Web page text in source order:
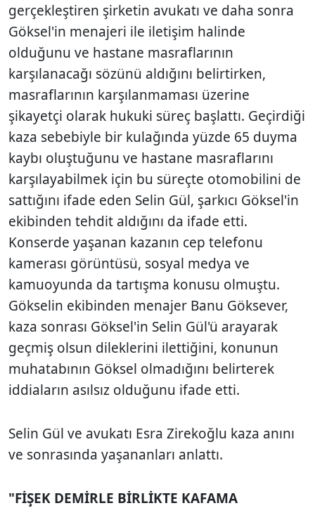
gerçekleştiren şirketin avukatı ve daha sonra
Göksel'in menajeri ile iletişim halinde
olduğunu ve hastane masraflarının
karşılanacağı sözünü aldığını belirtirken,
masraflarının karşılanmaması üzerine
şikayetçi olarak hukuki süreç başlattı. Geçirdiği
kaza sebebiyle bir kulağında yüzde 65 duyma
kaybı oluştuğunu ve hastane masraflarını
karşılayabilmek için bu süreçte otomobilini de
sattığını ifade eden Selin Gül, şarkıcı Göksel'in
ekibinden tehdit aldığını da ifade etti.
Konserde yaşanan kazanın cep telefonu
kamerası görüntüsü, sosyal medya ve
kamuoyunda da tartışma konusu olmuştu.
Gökselin ekibinden menajer Banu Göksever,
kaza sonrası Göksel'in Selin Gül'ü arayarak
geçmiş olsun dileklerini ilettiğini, konunun
muhatabının Göksel olmadığını belirterek
iddiaların asılsız olduğunu ifade etti.
Selin Gül ve avukatı Esra Zirekoğlu kaza anını
ve sonrasında yaşananları anlattı.
"FİŞEK DEMİRLE BİRLİKTE KAFAMA